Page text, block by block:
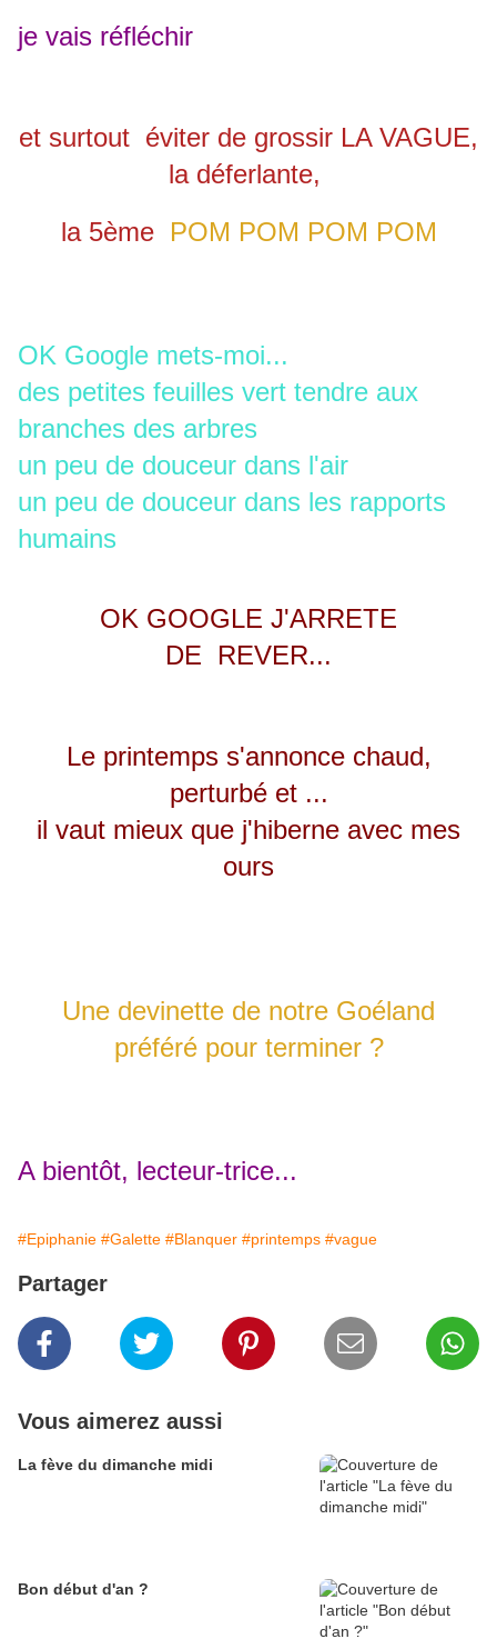
je vais réfléchir
et surtout éviter de grossir LA VAGUE,
la déferlante,
la 5ème POM POM POM POM
OK Google mets-moi...
des petites feuilles vert tendre aux
branches des arbres
un peu de douceur dans l'air
un peu de douceur dans les rapports
humains
OK GOOGLE J'ARRETE
DE REVER...
Le printemps s'annonce chaud,
perturbé et ...
il vaut mieux que j'hiberne avec mes
ours
Une devinette de notre Goéland
préféré pour terminer ?
A bientôt, lecteur-trice...
#Epiphanie #Galette #Blanquer #printemps #vague
Partager
Vous aimerez aussi
La fève du dimanche midi
Bon début d'an ?